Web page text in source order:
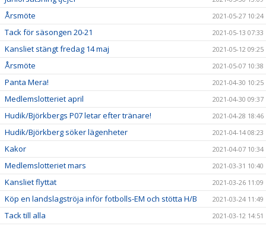
Årsmöte 2021-05-27 10:24
Tack för säsongen 20-21 2021-05-13 07:33
Kansliet stängt fredag 14 maj 2021-05-12 09:25
Årsmöte 2021-05-07 10:38
Panta Mera! 2021-04-30 10:25
Medlemslotteriet april 2021-04-30 09:37
Hudik/Björkbergs P07 letar efter tränare! 2021-04-28 18:46
Hudik/Björkberg söker lägenheter 2021-04-14 08:23
Kakor 2021-04-07 10:34
Medlemslotteriet mars 2021-03-31 10:40
Kansliet flyttat 2021-03-26 11:09
Köp en landslagströja inför fotbolls-EM och stötta H/B 2021-03-24 11:49
Tack till alla 2021-03-12 14:51